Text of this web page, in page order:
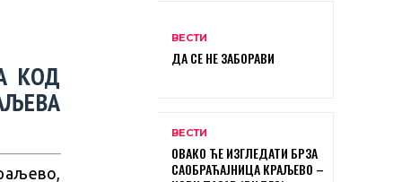
КОД
ВЕСТИ
ДА СЕ НЕ ЗАБОРАВИ
ВЕСТИ
ОВАКО ЋЕ ИЗГЛЕДАТИ БРЗА
САОБРАЋАЈНИЦА КРАЉЕВО –